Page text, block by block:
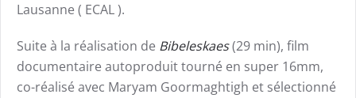
Lausanne ( ECAL ).
Suite à la réalisation de Bibeleskaes(29 min), film
documentaire autoproduit tourné en super 16mm,
co-réalisé avec Maryam Goormaghtigh et sélectionné